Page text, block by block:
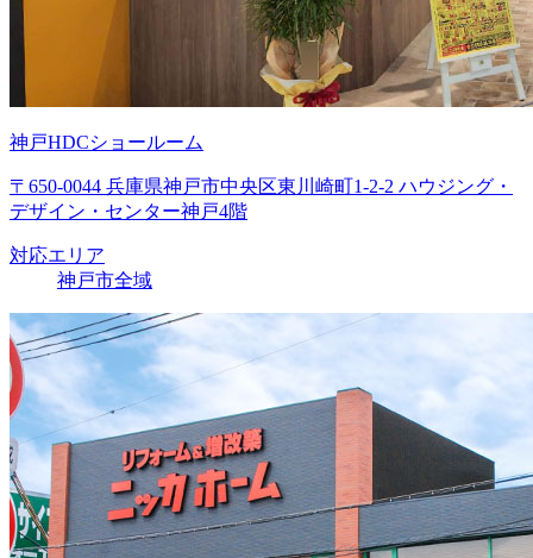
神戸HDCショールーム
〒650-0044 兵庫県神戸市中央区東川崎町1-2-2 ハウジング・
デザイン・センター神戸4階
対応エリア
神戸市全域